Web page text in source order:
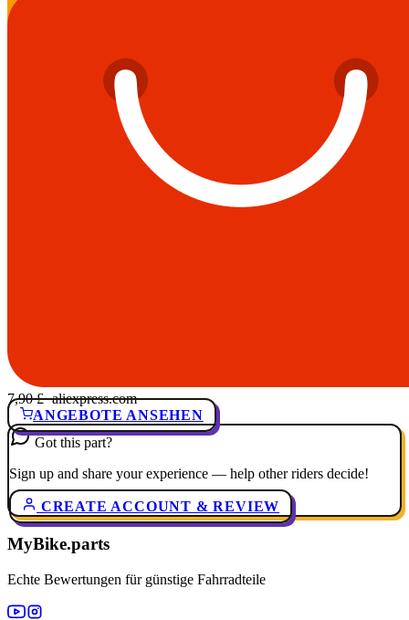
7,90 £· aliexpress.com
ANGEBOTE ANSEHEN
Got this part?
Sign up and share your experience — help other riders decide!
CREATE ACCOUNT & REVIEW
MyBike.parts
Echte Bewertungen für günstige Fahrradteile